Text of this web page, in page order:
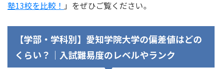
塾13校を比較！ 」をぜひご覧ください。
【学部・学科別】愛知学院大学の偏差値はどの
くらい？｜入試難易度のレベルやランク